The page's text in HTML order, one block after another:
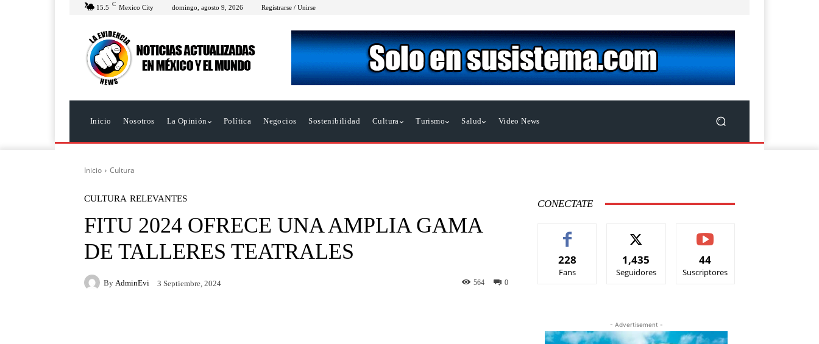
15.5 C Mexico City domingo, agosto 9, 2026 Registrarse / Unirse
Inicio Nosotros La Opinión Política Negocios Sostenibilidad Cultura Turismo Salud Video News
Inicio Cultura
CULTURA RELEVANTES
FITU 2024 OFRECE UNA AMPLIA GAMA
DE TALLERES TEATRALES
By AdminEvi 3 Septiembre, 2024 0
564
CONECTATE
228
Fans
1,435
Seguidores
44
Suscriptores
- Advertisement -